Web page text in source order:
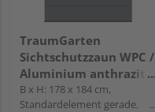
TraumGarten
Sichtschutzzaun WPC /
Aluminium anthrazit
"SYSTEM WPC XL"
B x H: 178 x 184 cm,
Standardelement gerade,